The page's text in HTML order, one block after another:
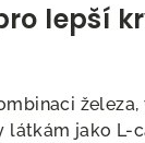
lepší
látkám jako L-